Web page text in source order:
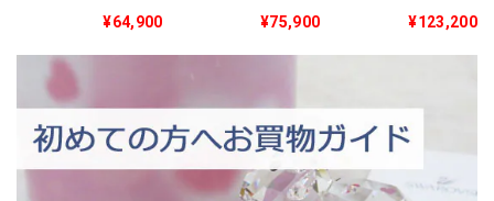
Aristocats - Marie」
¥64,900
Dalmatians -¥75,900 ¥123,200